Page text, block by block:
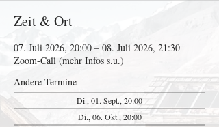
Zeit & Ort
07. Juli 2026, 20:00 – 08. Juli 2026, 21:30
Zoom-Call (mehr Infos s.u.)
Andere Termine
Di., 01. Sept., 20:00
Di., 06. Okt., 20:00